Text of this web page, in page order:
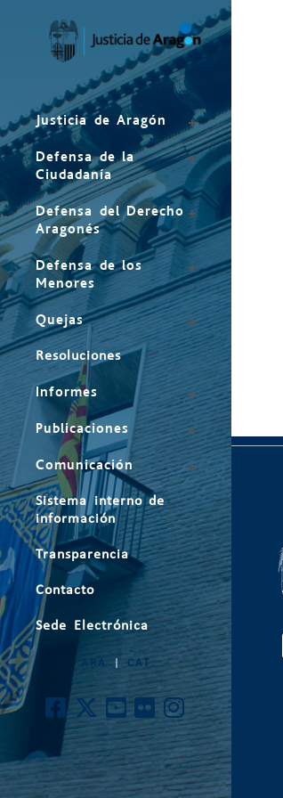
Justicia de Aragón
Defensa de la
Ciudadanía
Defensa del Derecho
Aragonés
Defensa de los
Menores
Quejas
Resoluciones
Informes
Publicaciones
Comunicación
Sistema interno de
información
Transparencia
Contacto
Sede Electrónica
CAT